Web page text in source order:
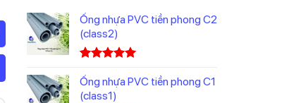
Ống nhựa PVC tiền phong C2
(class2)
dựa trên
đánh giá
Ống nhựa PVC tiền phong C1
(class1)